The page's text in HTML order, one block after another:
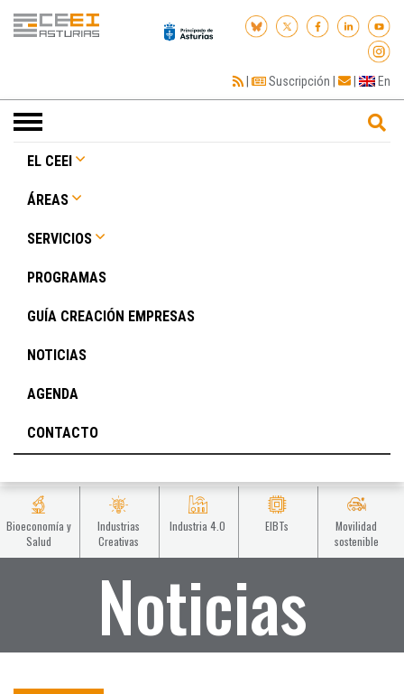
| Suscripción | | En
Toggle
navigation
EL CEEI
ÁREAS
SERVICIOS
PROGRAMAS
GUÍA CREACIÓN EMPRESAS
NOTICIAS
AGENDA
CONTACTO
Bioeconomía y
Salud
Industrias
Creativas
Industria 4.0 EIBTs
Movilidad
sostenible
Noticias